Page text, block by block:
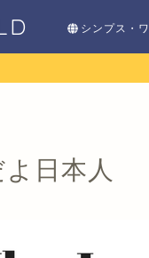
シンプス・
日本人